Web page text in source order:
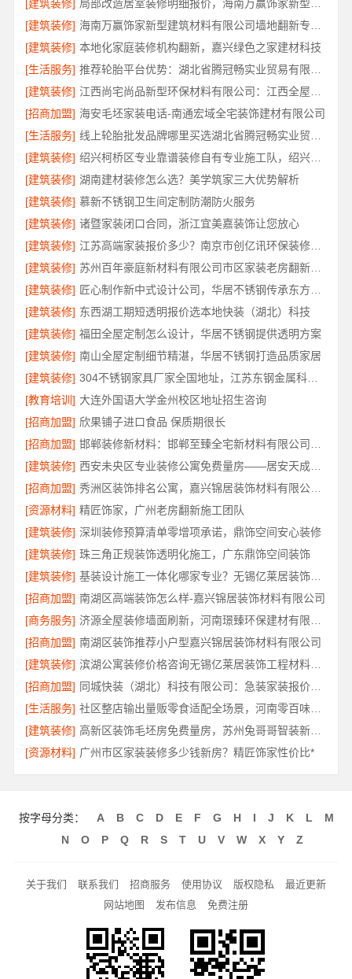
[建筑装修]
[建筑装修]
[建筑装修] 本地化家庭装修机构翻新，嘉兴绿色之家建材科技
[生活服务]
[建筑装修]
[招商加盟] 海安毛坯家装电话-南通宏域全宅装饰建材有限公司
[生活服务]
[建筑装修]
绍兴柯桥区专业靠谱装修自有专业施工队，绍兴卓鑫装饰材料有限公司
[建筑装修] 湖南建材装修怎么选？美学筑家三大优势解析
[建筑装修] 慕新不锈钢卫生间定制防潮防火服务
[建筑装修] 诸暨家装闭口合同，浙江宜美嘉装饰让您放心
[建筑装修]
江苏高端家装报价多少？南京市创亿讯环保装修透明价
[建筑装修]
苏州百年豪庭新材料有限公司市区家装老房翻新报价
[建筑装修]
[建筑装修] 东西湖工期短透明报价选本地快装（湖北）科技
[建筑装修] 福田全屋定制怎么设计，华居不锈钢提供透明方案
[建筑装修] 南山全屋定制细节精湛，华居不锈钢打造品质家居
[建筑装修]
304不锈钢家具厂家全国地址，江苏东钢金属科技有限公司
[教育培训] 大连外国语大学金州校区地址招生咨询
[招商加盟] 欣果铺子进口食品 保质期很长
[招商加盟]
[建筑装修]
西安未央区专业装修公寓免费量房——居安天成（西安）建筑工程有限责任公司
[招商加盟]
秀洲区装饰排名公寓，嘉兴锦居装饰材料有限公司品质交付
[资源材料] 精匠饰家，广州老房翻新施工团队
[建筑装修] 深圳装修预算清单零增项承诺，鼎饰空间安心装修
[建筑装修] 珠三角正规装饰透明化施工，广东鼎饰空间装饰
[建筑装修]
基装设计施工一体化哪家专业？无锡亿莱居装饰工程材料有限公司优选
[招商加盟] 南湖区高端装饰怎么样-嘉兴锦居装饰材料有限公司
[商务服务]
[招商加盟] 南湖区装饰推荐小户型嘉兴锦居装饰材料有限公司
[建筑装修]
滨湖公寓装修价格咨询无锡亿莱居装饰工程材料有限公司
[招商加盟]
同城快装（湖北）科技有限公司：急装家装报价省心透明无增项
[生活服务]
社区整店输出量贩零食适配全场景，河南零百味供应链有限公司扶持加盟
[建筑装修]
高新区装饰毛坯房免费量房，苏州兔哥哥智装新材料有限公司
[资源材料] 广州市区家装装修多少钱新房？精匠饰家性价比*
按字母分类： A B C D E F G H I J K L
M
N
O P Q R S T U V W X Y Z
关于我们 联系我们 招商服务 使用协议 版权隐私
最近更新
网站地图
发布信息 免费注册